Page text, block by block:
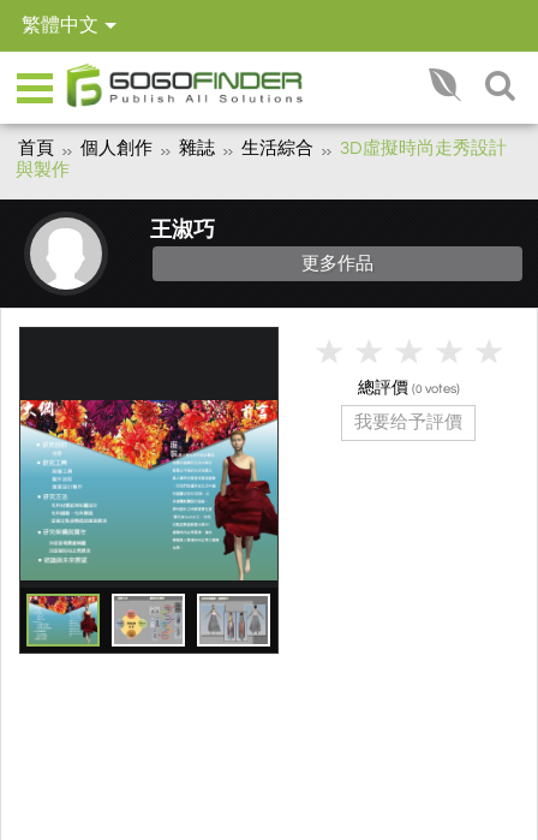
繁體中文
首頁 個人創作 雜誌 生活綜合
3D虛擬時尚走秀設計
與製作
王淑巧
更多作品
總評價 (0 votes)
我要给予評價